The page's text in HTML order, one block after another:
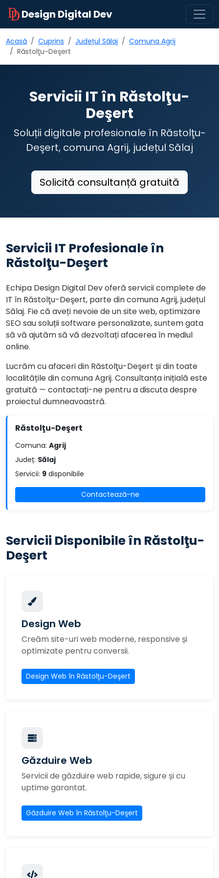
Design Digital Dev
Acasă Cuprins Județul Sălaj
Comuna Agrij
Răstolţu-Deşert
Servicii IT în Răstolţu-
Deşert
Soluții digitale profesionale în Răstolţu-
Deşert, comuna Agrij, județul Sălaj
Solicită consultanță gratuită
Servicii IT Profesionale în
Răstolţu-Deşert
Echipa Design Digital Dev oferă servicii complete de
IT în Răstolţu-Deşert, parte din comuna Agrij, județul
Sălaj. Fie că aveți nevoie de un site web, optimizare
SEO sau soluții software personalizate, suntem gata
să vă ajutăm să vă dezvoltați afacerea în mediul
online.
Lucrăm cu afaceri din Răstolţu-Deşert și din toate
localitățile din comuna Agrij. Consultanța inițială este
gratuită — contactați-ne pentru a discuta despre
proiectul dumneavoastră.
Răstolţu-Deşert
Comuna: Agrij
Județ: Sălaj
Servicii: 9 disponibile
Contactează-ne
Servicii Disponibile în Răstolţu-
Deşert
Design Web
Creăm site-uri web moderne, responsive și
optimizate pentru conversii.
Design Web în Răstolţu-Deşert
Găzduire Web
Servicii de găzduire web rapide, sigure și cu
uptime garantat.
Găzduire Web în Răstolţu-Deşert